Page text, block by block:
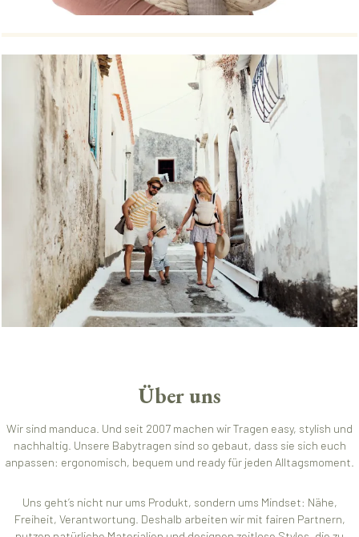
Über uns
Wir sind manduca. Und seit 2007 machen wir Tragen easy, stylish und
nachhaltig. Unsere Babytragen sind so gebaut, dass sie sich euch
anpassen: ergonomisch, bequem und ready für jeden Alltagsmoment.
Uns geht’s nicht nur ums Produkt, sondern ums Mindset: Nähe,
Freiheit, Verantwortung. Deshalb arbeiten wir mit fairen Partnern,